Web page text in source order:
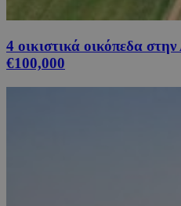
4 οικιστικά οικόπεδα
€100,000